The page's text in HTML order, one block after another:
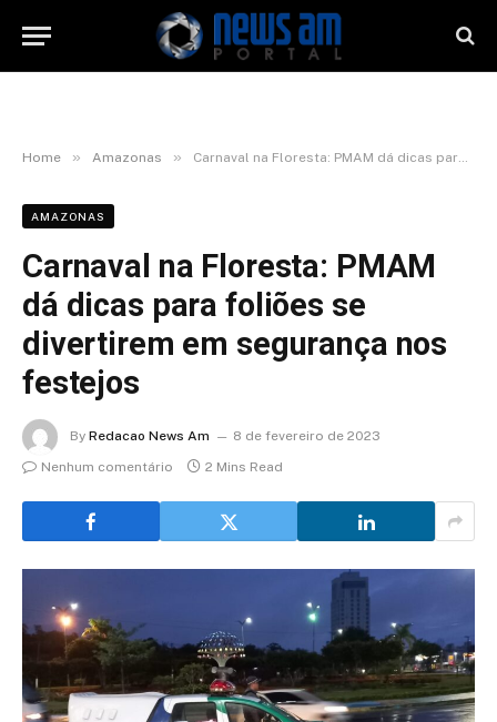
Home » Amazonas » Carnaval na Floresta: PMAM dá dicas para foliões se divertirem em segurança nos festejos
AMAZONAS
Carnaval na Floresta: PMAM
dá dicas para foliões se
divertirem em segurança nos
festejos
By Redacao News Am
8 de fevereiro de 2023
Nenhum comentário
2 Mins Read